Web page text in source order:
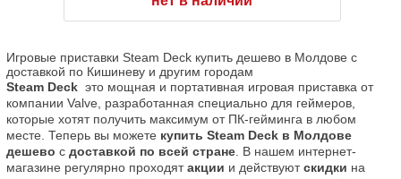
Игровые приставки Steam Deck купить дешево в Молдове с
доставкой по Кишиневу и другим городам
Steam Deck
  это мощная и портативная игровая приставка от
компании Valve, разработанная специально для геймеров,
которые хотят получить максимум от ПК-гейминга в любом
месте. Теперь вы можете купить Steam Deck в Молдове
дешево с доставкой по всей стране . В нашем интернет-
магазине регулярно проходят акции и действуют скидки на